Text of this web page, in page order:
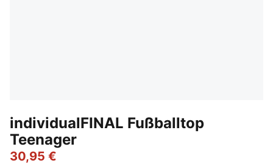
individualFINAL Fußballtop
Teenager
30,95 €